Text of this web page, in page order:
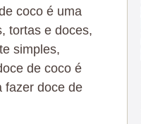
coco é uma
tortas e doces,
simples,
de coco é
fazer doce de